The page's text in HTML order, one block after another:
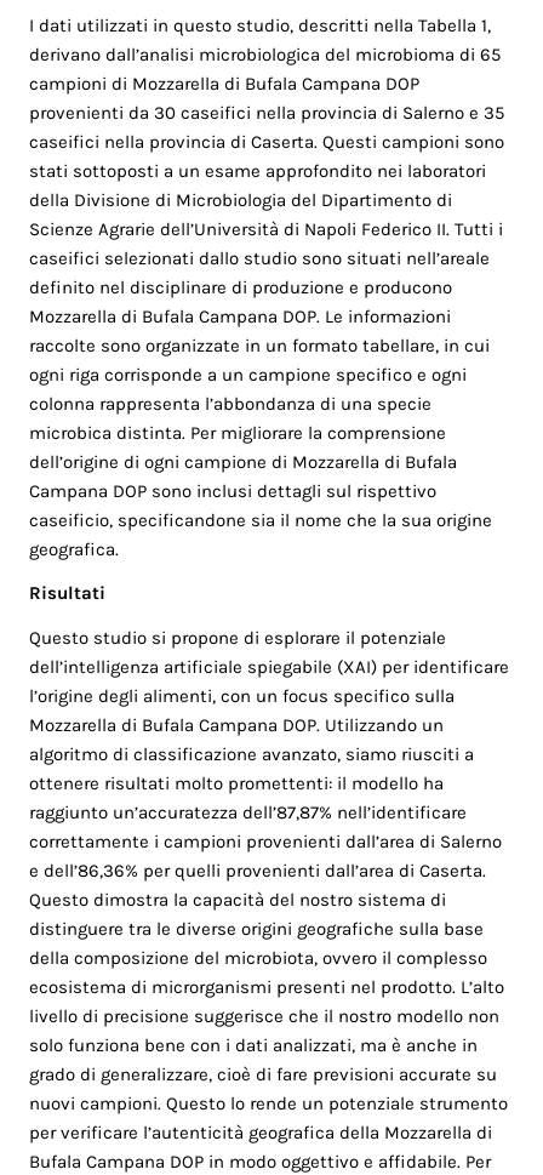
I dati utilizzati in questo studio, descritti nella Tabella 1,
derivano dall’analisi microbiologica del microbioma di 65
campioni di Mozzarella di Bufala Campana DOP
provenienti da 30 caseifici nella provincia di Salerno e 35
caseifici nella provincia di Caserta. Questi campioni sono
stati sottoposti a un esame approfondito nei laboratori
della Divisione di Microbiologia del Dipartimento di
Scienze Agrarie dell’Università di Napoli Federico II. Tutti i
caseifici selezionati dallo studio sono situati nell’areale
definito nel disciplinare di produzione e producono
Mozzarella di Bufala Campana DOP. Le informazioni
raccolte sono organizzate in un formato tabellare, in cui
ogni riga corrisponde a un campione specifico e ogni
colonna rappresenta l’abbondanza di una specie
microbica distinta. Per migliorare la comprensione
dell’origine di ogni campione di Mozzarella di Bufala
Campana DOP sono inclusi dettagli sul rispettivo
caseificio, specificandone sia il nome che la sua origine
geografica.
Risultati
Questo studio si propone di esplorare il potenziale
dell’intelligenza artificiale spiegabile (XAI) per identificare
l’origine degli alimenti, con un focus specifico sulla
Mozzarella di Bufala Campana DOP. Utilizzando un
algoritmo di classificazione avanzato, siamo riusciti a
ottenere risultati molto promettenti: il modello ha
raggiunto un’accuratezza dell’87,87% nell’identificare
correttamente i campioni provenienti dall’area di Salerno
e dell’86,36% per quelli provenienti dall’area di Caserta.
Questo dimostra la capacità del nostro sistema di
distinguere tra le diverse origini geografiche sulla base
della composizione del microbiota, ovvero il complesso
ecosistema di microrganismi presenti nel prodotto. L’alto
livello di precisione suggerisce che il nostro modello non
solo funziona bene con i dati analizzati, ma è anche in
grado di generalizzare, cioè di fare previsioni accurate su
nuovi campioni. Questo lo rende un potenziale strumento
per verificare l’autenticità geografica della Mozzarella di
Bufala Campana DOP in modo oggettivo e affidabile. Per